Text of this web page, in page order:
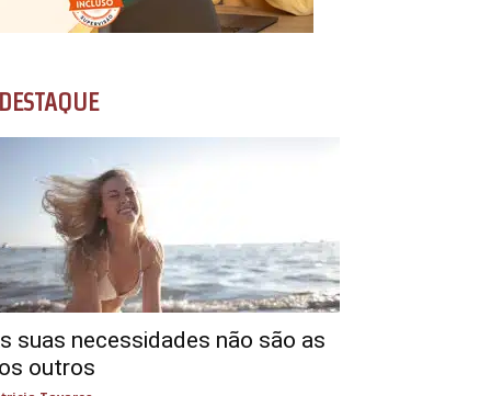
DESTAQUE
suas necessidades não são as
outros